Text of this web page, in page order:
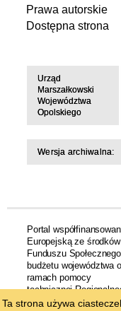
Prawa autorskie
Dostępna strona
Urząd
Marszałkowski
Województwa
Opolskiego
Wersja archiwalna:
Portal
Europejską ze
Funduszu
budżetu województwa
ramach pomocy
technicznej
Operacyjnego
Ta strona używa